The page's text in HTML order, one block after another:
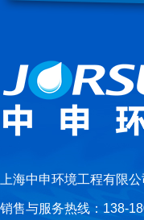
上海中申环境工程有限公
销售与服务热线：138-